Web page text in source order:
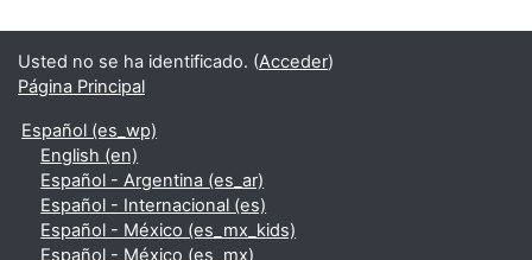
Usted no se ha identificado. (Acceder)
Página Principal
Español ‎(es_wp)‎
English ‎(en)‎
Español - Argentina ‎(es_ar)‎
Español - Internacional ‎(es)‎
Español - México ‎(es_mx_kids)‎
Español - México ‎(es_mx)‎